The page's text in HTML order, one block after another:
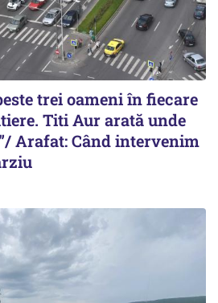
trei oameni în fiecare
Titi Aur arată unde
Arafat: Când intervenim